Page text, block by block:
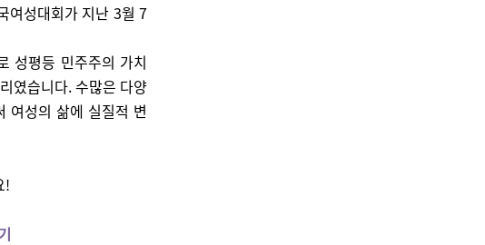
여성대회가 지난 3월 7
성평등 민주주의 가치
였습니다. 수많은 다양
여성의 삶에 실질적 변
!